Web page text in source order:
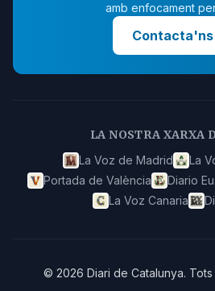
amb enfocament
Contacta'ns
LA NOSTRA XARXA
La Voz de Madrid
La
Portada de València
Diario
La Voz Canaria
© 2026 Diari de Catalunya.